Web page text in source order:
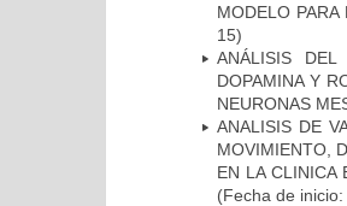
MODELO
15)
ANÁLISIS
DOPAMINA Y
NEURONAS
ANALISIS DE
MOVIMIENTO,
EN LA CLINICA
(Fecha de